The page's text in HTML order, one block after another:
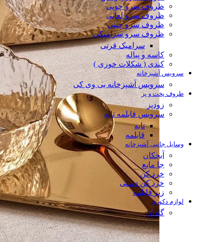
ظروف سرو چوبی
ظروف سرو لعابی
ظروف سرو چینی
ظروف سرو سرامیکی
سرامیک قرتی
کاسه و پیاله
کندی ( شکلات خوری )
سرویس آشپزخانه
سرویس آشپزخانه بی وی کی
ظروف پخت و پز
زودپز
سرویس قابلمه تابه
تابه
قابلمه
وسایل جانبی آشپزخانه
آبچکان
جا مایع
خرد کن
خرد کن دستی
زیر قابلمه
لوازم دکوری
گلدان